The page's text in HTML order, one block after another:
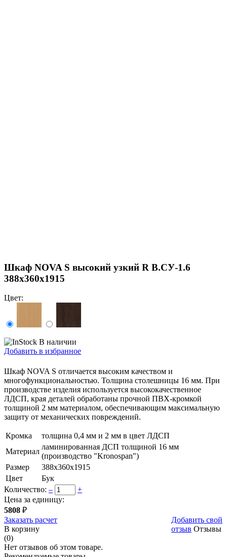
Шкаф NOVA S высокий узкий R В.СУ-1.6
388х360х1915
Цвет:
В наличии
Добавить в избранное
Шкаф NOVA S отличается высоким качеством и
многофункциональностью. Толщина столешницы 16 мм. При
производстве изделия используется высококачественное
ЛДСП, края деталей обработаны прочной ПВХ-кромкой
толщиной 2 мм материалом, обеспечивающим максимальную
защиту от механических повреждений.
Кромка
толщина 0,4 мм и 2 мм в цвет ЛДСП
Материал
ламинированная ДСП толщиной 16 мм
(производство "Kronospan")
Размер
388х360х1915
Цвет
Бук
Количество: –
+
Цена за единицу:
5808 ₽
Заказать расчет
В корзину
Добавить свой
отзыв Отзывы
(0)
Нет отзывов об этом товаре.